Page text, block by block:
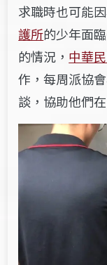
求職時也可能
護所的少年面
的情況， 中華
作，每周派協
談，協助他們